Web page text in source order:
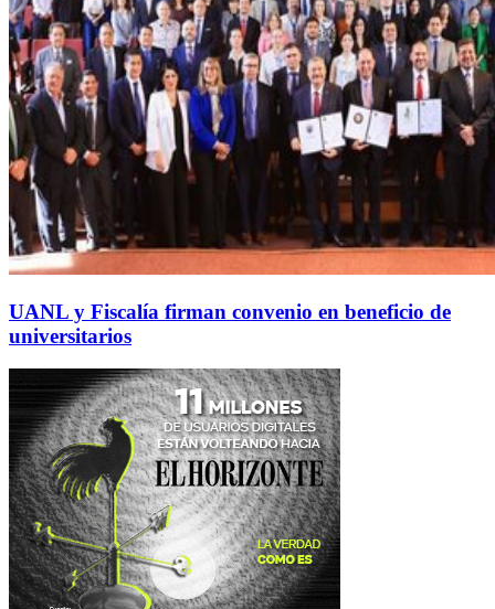
UANL y Fiscalía firman convenio en beneficio de
universitarios